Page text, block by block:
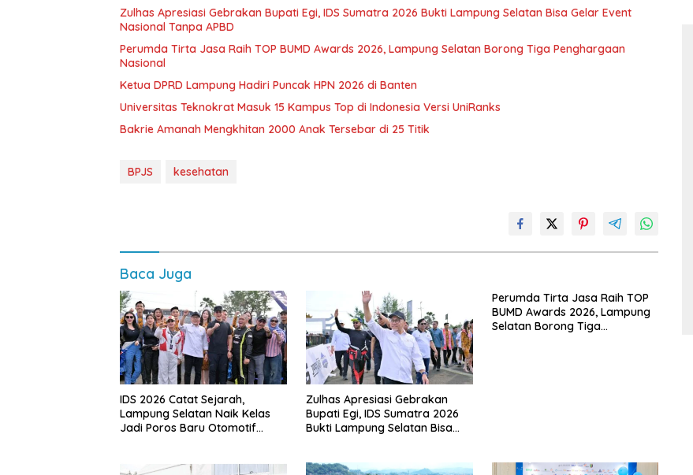
Zulhas Apresiasi Gebrakan Bupati Egi, IDS Sumatra 2026 Bukti Lampung Selatan Bisa Gelar Event
Nasional Tanpa APBD
Perumda Tirta Jasa Raih TOP BUMD Awards 2026, Lampung Selatan Borong Tiga Penghargaan
Nasional
Ketua DPRD Lampung Hadiri Puncak HPN 2026 di Banten
Universitas Teknokrat Masuk 15 Kampus Top di Indonesia Versi UniRanks
Bakrie Amanah Mengkhitan 2000 Anak Tersebar di 25 Titik
BPJS kesehatan
Baca Juga
IDS 2026 Catat Sejarah,
Lampung Selatan Naik Kelas
Jadi Poros Baru Otomotif
Zulhas Apresiasi Gebrakan
Bupati Egi, IDS Sumatra 2026
Bukti Lampung Selatan Bisa
Perumda Tirta Jasa Raih TOP
BUMD Awards 2026, Lampung
Selatan Borong Tiga